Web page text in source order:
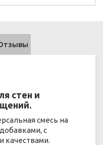
стен и
смесь на
с
качествами.